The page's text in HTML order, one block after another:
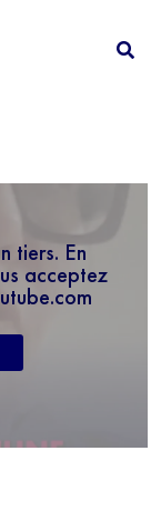
tiers. En
acceptez